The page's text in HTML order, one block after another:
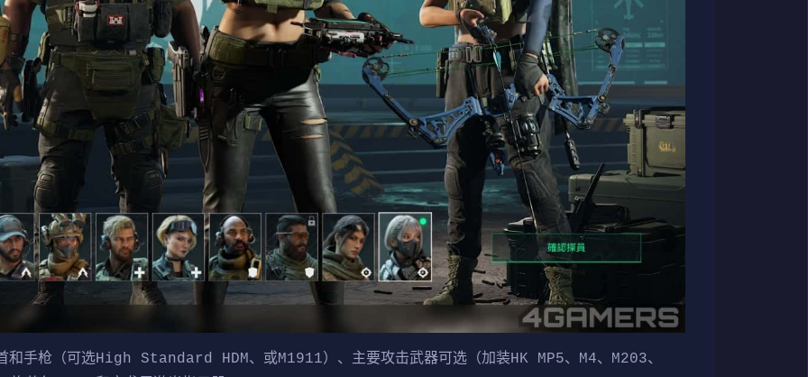
和手枪（可选High Standard HDM、或M1911）、主要攻击武器可选（加装HK MP5、M4、M203、